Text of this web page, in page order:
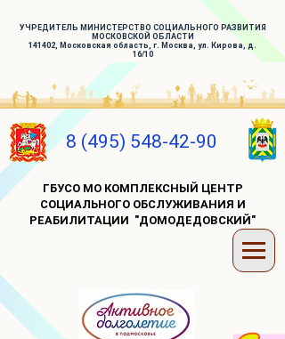
УЧРЕДИТЕЛЬ МИНИСТЕРСТВО СОЦИАЛЬНОГО РАЗВИТИЯ
МОСКОВСКОЙ ОБЛАСТИ
141402, Московская область, г. Москва, ул. Кирова, д.
16/10
8 (495) 548-42-90
ГБУСО МО КОМПЛЕКСНЫЙ ЦЕНТР
СОЦИАЛЬНОГО ОБСЛУЖИВАНИЯ И
РЕАБИЛИТАЦИИ "ДОМОДЕДОВСКИЙ"